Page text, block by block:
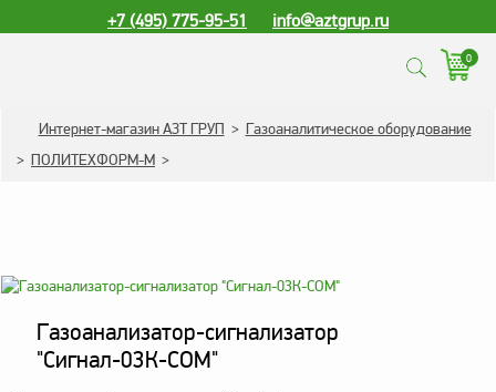
+7 (495) 775-95-51 info@aztgrup.ru
0
КАТАЛОГ ПРОДУКЦИИ
Топливораздаточные
Зарядные станции
Погружные насосы к
Интернет-магазин АЗТ ГРУП > Газоаналитическое оборудование
> ПОЛИТЕХФОРМ-М >
Газоанализатор-сигнализатор
"Сигнал-03К-СОМ"